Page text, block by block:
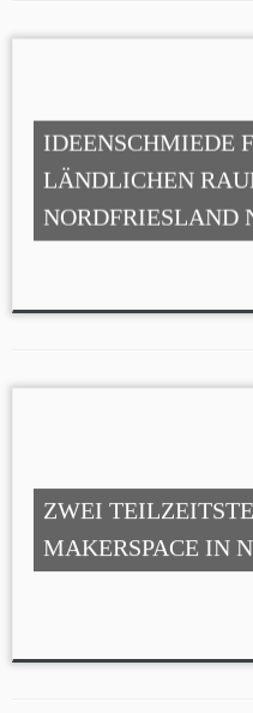
IDEENSCHMIEDE
LÄNDLICHEN
NORDFRIESLAND
ZWEI
MAKERSPACE IN